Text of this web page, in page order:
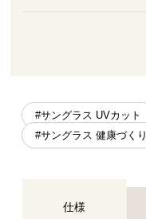
#サングラス UVカット
#サングラス 健康づくり
仕様